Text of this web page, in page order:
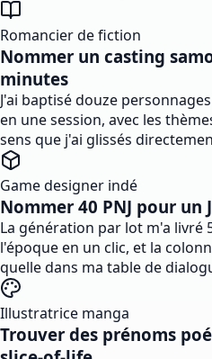
Romancier de fiction
Nommer un casting
minutes
J'ai baptisé douze
en une session, avec les
sens que j'ai glissés
Game designer indé
Nommer 40 PNJ pour un
La génération par lot m'a livré
l'époque en un clic, et la
quelle dans ma table de
Illustratrice manga
Trouver des prénoms